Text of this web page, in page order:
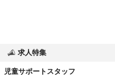
求人特集
児童サポートスタッフ